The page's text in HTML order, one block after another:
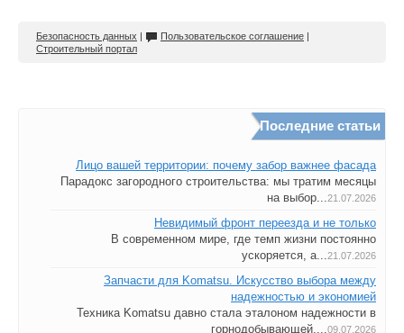
Безопасность данных | Пользовательское соглашение |
Строительный портал
Последние статьи
Лицо вашей территории: почему забор важнее фасада
Парадокс загородного строительства: мы тратим месяцы
на выбор...21.07.2026
Невидимый фронт переезда и не только
В современном мире, где темп жизни постоянно
ускоряется, а...21.07.2026
Запчасти для Komatsu. Искусство выбора между
надежностью и экономией
Техника Komatsu давно стала эталоном надежности в
горнодобывающей,...09.07.2026